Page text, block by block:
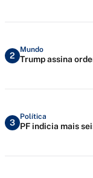
2
Mundo
Trump assina
3
Política
PF indicia mais